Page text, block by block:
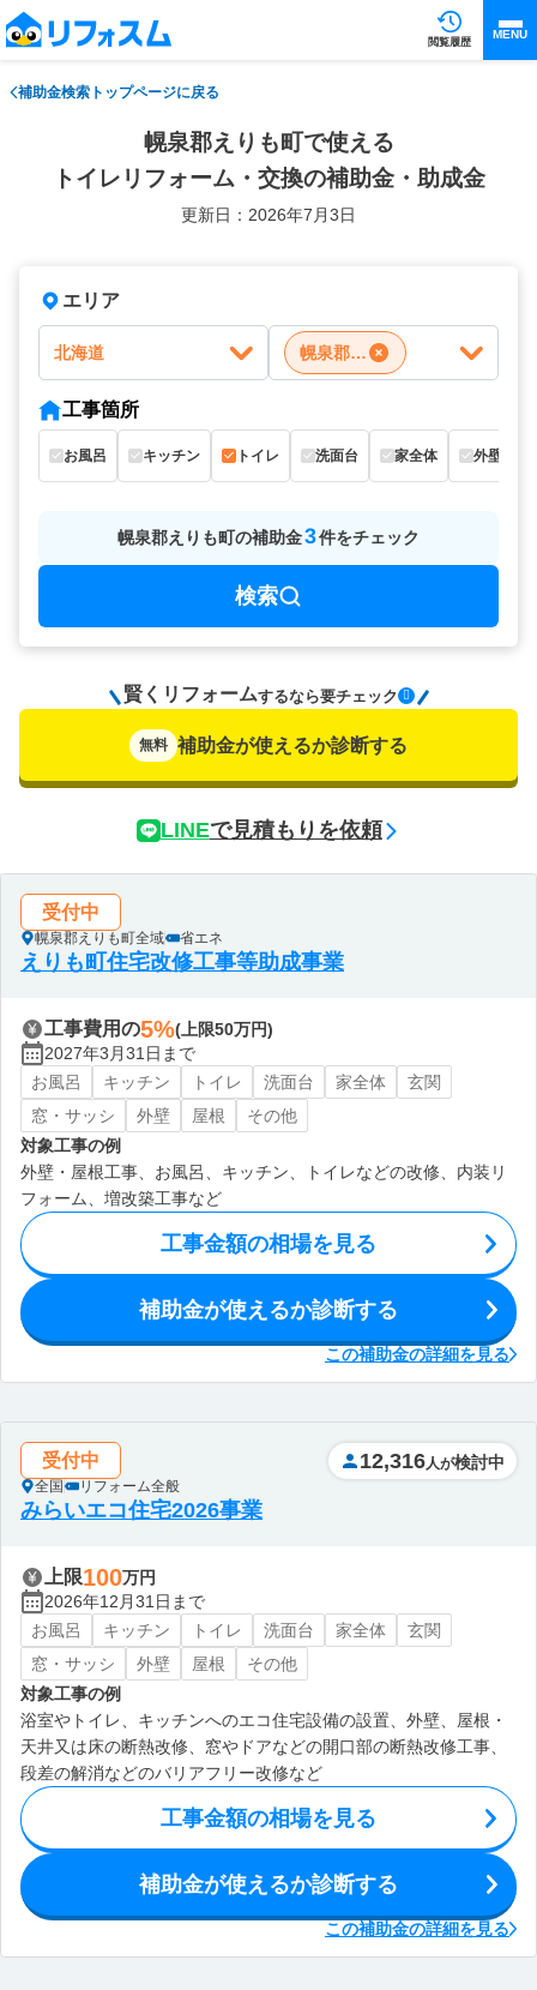
閲覧履歴
MENU
補助金検索トップページに戻る
幌泉郡えりも町で使える
トイレリフォーム・交換の補助金・助成金
更新日：2026年7月3日
エリア
北海道 幌泉郡えりも町
工事箇所
お風呂 キッチン トイレ 洗面台 家全体 外壁
幌泉郡えりも町の補助金3件をチェック
検索
賢くリフォームするなら要チェック
無料 補助金が使えるか診断する
LINEで見積もりを依頼
受付中
幌泉郡えりも町全域 省エネ
えりも町住宅改修工事等助成事業
工事費用の5%(上限50万円)
2027年3月31日まで
お風呂
キッチン トイレ 洗面台 家全体
玄関
窓・サッシ
外壁 屋根
その他
対象工事の例
外壁・屋根工事、お風呂、キッチン、トイレなどの改修、内装リ
フォーム、増改築工事など
工事金額の相場を見る
補助金が使えるか診断する
この補助金の詳細を見る
受付中
全国 リフォーム全般
12,316 人が検討中
みらいエコ住宅2026事業
上限100万円
2026年12月31日まで
お風呂
キッチン トイレ 洗面台 家全体
玄関
窓・サッシ
外壁 屋根
その他
対象工事の例
浴室やトイレ、キッチンへのエコ住宅設備の設置、外壁、屋根・
天井又は床の断熱改修、窓やドアなどの開口部の断熱改修工事、
段差の解消などのバリアフリー改修など
工事金額の相場を見る
補助金が使えるか診断する
この補助金の詳細を見る